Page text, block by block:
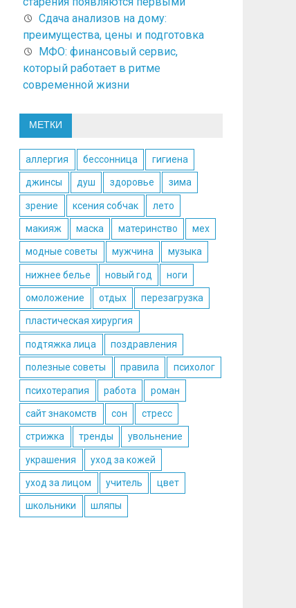
Сдача анализов на дому:
преимущества, цены и подготовка
МФО: финансовый сервис,
который работает в ритме
современной жизни
МЕТКИ
аллергия бессонница гигиена
джинсы душ здоровье зима
зрение ксения собчак лето
макияж маска материнство мех
модные советы мужчина музыка
нижнее белье новый год ноги
омоложение отдых перезагрузка
пластическая хирургия
подтяжка лица поздравления
полезные советы правила психолог
психотерапия работа роман
сайт знакомств сон стресс
стрижка тренды увольнение
украшения уход за кожей
уход за лицом учитель цвет
школьники шляпы